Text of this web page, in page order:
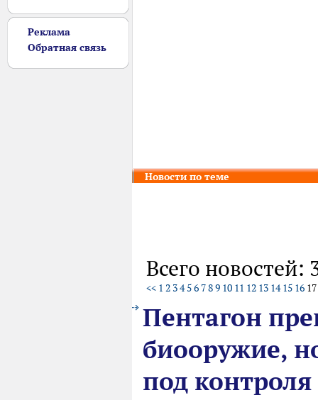
Реклама
Обратная связь
Новости по теме
Всего новостей:
<< 1 2 34 56 789 10 11 12 13 14 15 16 17
Пентагон
биооружие,
под контроля